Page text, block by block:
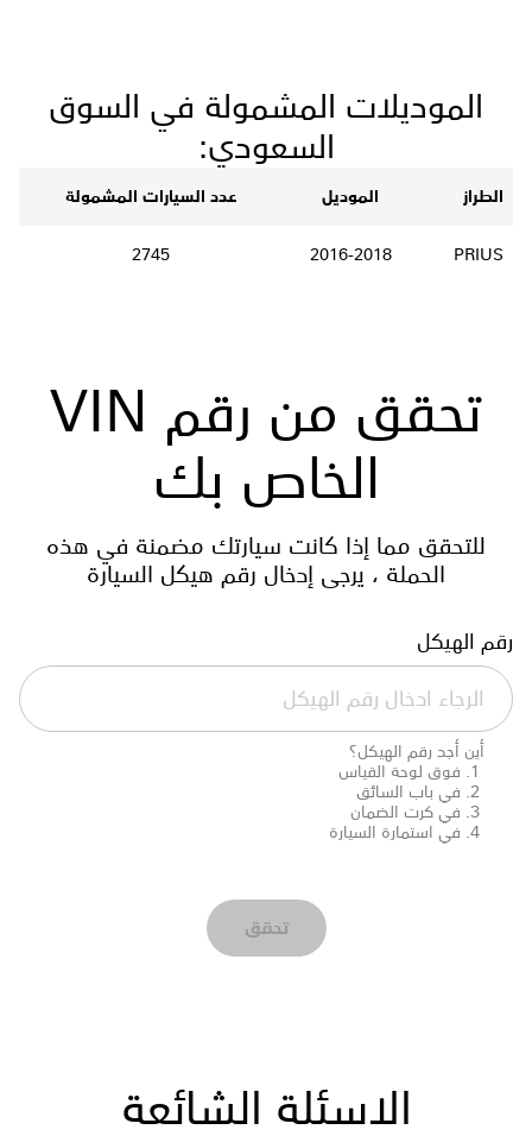
الموديلات المشمولة في السوق
السعودي:
الطراز الموديل عدد السيارات المشمولة
PRIUS
2016-2018
2745
تحقق من رقم VIN
الخاص بك
للتحقق مما إذا كانت سيارتك مضمنة في هذه
الحملة ، يرجى إدخال رقم هيكل السيارة
رقم الهيكل
أين أجد رقم الهيكل؟
فوق لوحة القياس
في باب السائق
في كرت الضمان
في استمارة السيارة
تحقق
الاسئلة الشائعة